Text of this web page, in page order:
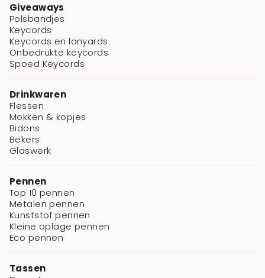
Giveaways
Polsbandjes
Keycords
Keycords en lanyards
Onbedrukte keycords
Spoed Keycords
Drinkwaren
Flessen
Mokken & kopjes
Bidons
Bekers
Glaswerk
Pennen
Top 10 pennen
Metalen pennen
Kunststof pennen
Kleine oplage pennen
Eco pennen
Tassen